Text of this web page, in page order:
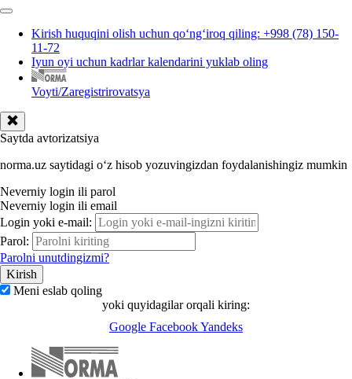
Kirish huquqini olish uchun qoʻngʻiroq qiling: +998 (78) 150-
11-72
Iyun oyi uchun kadrlar kalendarini yuklab oling
Voyti/Zaregistrirovatsya
Saytda avtorizatsiya
norma.uz saytidagi oʻz hisob yozuvingizdan foydalanishingiz mumkin
Neverniy login ili parol
Neverniy login ili email
Login yoki e-mail:
Parol:
Parolni unutdingizmi?
Meni eslab qoling
yoki quyidagilar orqali kiring:
Google FacebookYandeks